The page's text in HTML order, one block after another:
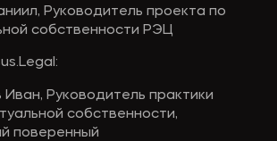
Руководитель проекта по
собственности РЭЦ
Иван, Руководитель практики
собственности,
поверенный